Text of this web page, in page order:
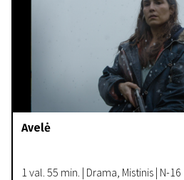
Avelė
1 val. 55 min. | Drama, Mistinis | N-16